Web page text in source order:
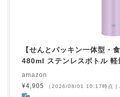
【せんとパッキン一体型・
480ml ステンレスボトル
amazon
¥4,905
（2026/08/01 10:17時点 |